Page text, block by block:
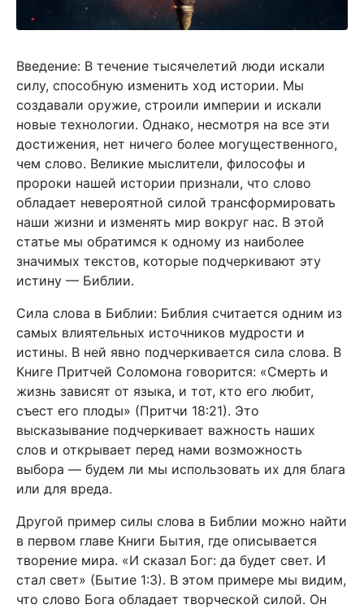
Введение: В течение тысячелетий люди искали
силу, способную изменить ход истории. Мы
создавали оружие, строили империи и искали
новые технологии. Однако, несмотря на все эти
достижения, нет ничего более могущественного,
чем слово. Великие мыслители, философы и
пророки нашей истории признали, что слово
обладает невероятной силой трансформировать
наши жизни и изменять мир вокруг нас. В этой
статье мы обратимся к одному из наиболее
значимых текстов, которые подчеркивают эту
истину — Библии.
Сила слова в Библии: Библия считается одним из
самых влиятельных источников мудрости и
истины. В ней явно подчеркивается сила слова. В
Книге Притчей Соломона говорится: «Смерть и
жизнь зависят от языка, и тот, кто его любит,
съест его плоды» (Притчи 18:21). Это
высказывание подчеркивает важность наших
слов и открывает перед нами возможность
выбора — будем ли мы использовать их для блага
или для вреда.
Другой пример силы слова в Библии можно найти
в первом главе Книги Бытия, где описывается
творение мира. «И сказал Бог: да будет свет. И
стал свет» (Бытие 1:3). В этом примере мы видим,
что слово Бога обладает творческой силой. Он